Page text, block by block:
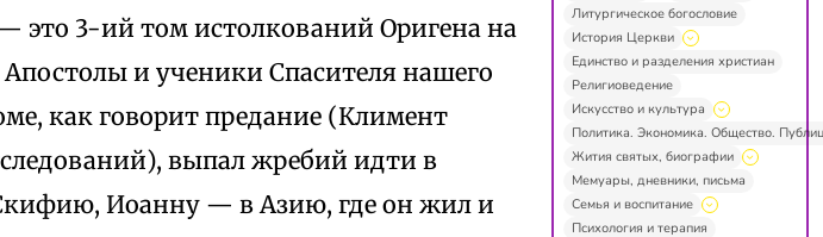
это 3-ий том истолкований Оригена на
и ученики Спасителя нашего
как говорит предание (Климент
выпал жребий идти в
Иоанну — в Азию, где он жил и
Литургическое богословие
История Церкви
Единство и разделения христиан
Религиоведение
Искусство и культура
Политика. Экономика. Общество.
Жития святых, биографии
Мемуары, дневники, письма
Семья и воспитание
Психология и терапия